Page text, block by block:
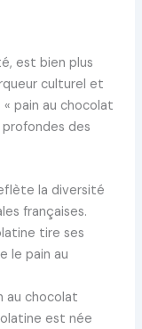
est bien plus
culturel et
pain au chocolat
des
la diversité
françaises.
tire ses
le pain au
au chocolat
est née